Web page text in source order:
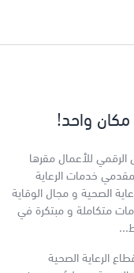
مكان واحد!
للأعمال مقرها
خدمات الرعاية
الصحية و مجال الوقاية
متكاملة و مبتكرة في
الرعاية الصحية